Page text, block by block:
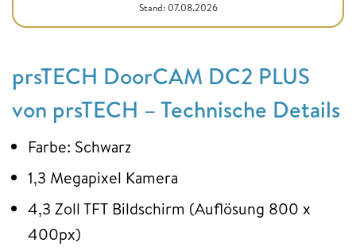
Stand: 07.08.2026
prsTECH DoorCAM DC2 PLUS
von prsTECH – Technische Details
Farbe: Schwarz
1,3 Megapixel Kamera
4,3 Zoll TFT Bildschirm (Auflösung 800 x
400px)